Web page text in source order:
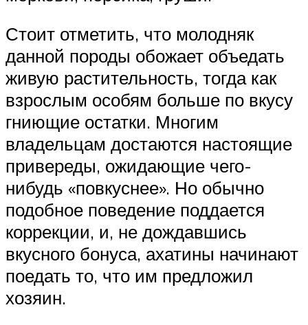
Стоит отметить, что молодняк
данной породы обожает объедать
живую растительность, тогда как
взрослым особям больше по вкусу
гниющие остатки. Многим
владельцам достаются настоящие
привереды, ожидающие чего-
нибудь «повкуснее». Но обычно
подобное поведение поддается
коррекции, и, не дождавшись
вкусного бонуса, ахатины начинают
поедать то, что им предложил
хозяин.